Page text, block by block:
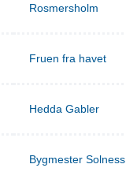
Rosmersholm
Fruen fra havet
Hedda Gabler
Bygmester Solness